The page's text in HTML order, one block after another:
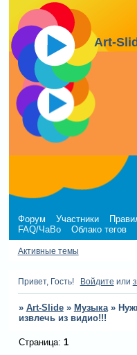
Art-
Форум Участники
FAQ/ЧаВо
Облако тегов
Активные темы
Привет, Гость! Войдите или
» Art-Slide » Музыка »
извлечь из видио!!!
Страница: 1